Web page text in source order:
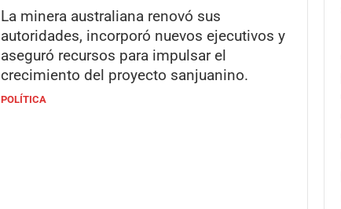
La minera australiana renovó sus
autoridades, incorporó nuevos ejecutivos y
aseguró recursos para impulsar el
crecimiento del proyecto sanjuanino.
POLÍTICA